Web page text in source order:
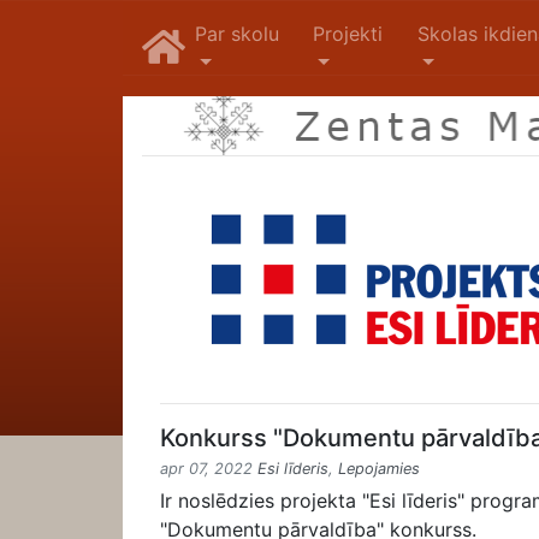
Par skolu Projekti Skolas
Konkurss "Dokumentu
apr 07, 2022 Esi līderis, Lepojamies
Ir noslēdzies projekta "Esi līderis"
"Dokumentu pārvaldība" konkurss.